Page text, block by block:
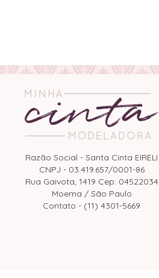
Razão Social - Santa Cinta EIRELI
CNPJ - 03.419.657/0001-86
Rua Gaivota, 1419 Cep: 04522034
Moema / São Paulo
Contato - (11) 4301-5669